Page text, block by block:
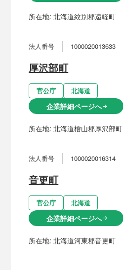
所在地:北海道紋別郡遠軽町
法人番号 1000020013633
厚沢部町
官公庁 北海道
企業詳細ページへarrow_right_alt
所在地:北海道檜山郡厚沢部町
法人番号 1000020016314
音更町
官公庁 北海道
企業詳細ページへarrow_right_alt
所在地:北海道河東郡音更町